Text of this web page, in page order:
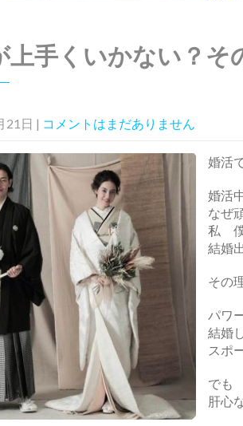
上手くいかない？そ
21日 | コメントはまだありません
婚活
婚活
なぜ
私
結婚
その
パワ
結婚
スポ
でも
肝心